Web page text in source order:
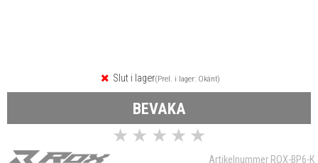
Slut i lager(Prel. i lager: Okänt)
BEVAKA
★ ★ ★ ★ ★
Artikelnummer ROX-BP6-K